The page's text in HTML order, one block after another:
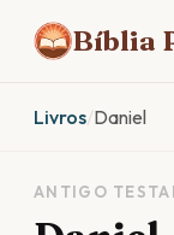
Bíblia
Livros/Daniel
ANTIGO